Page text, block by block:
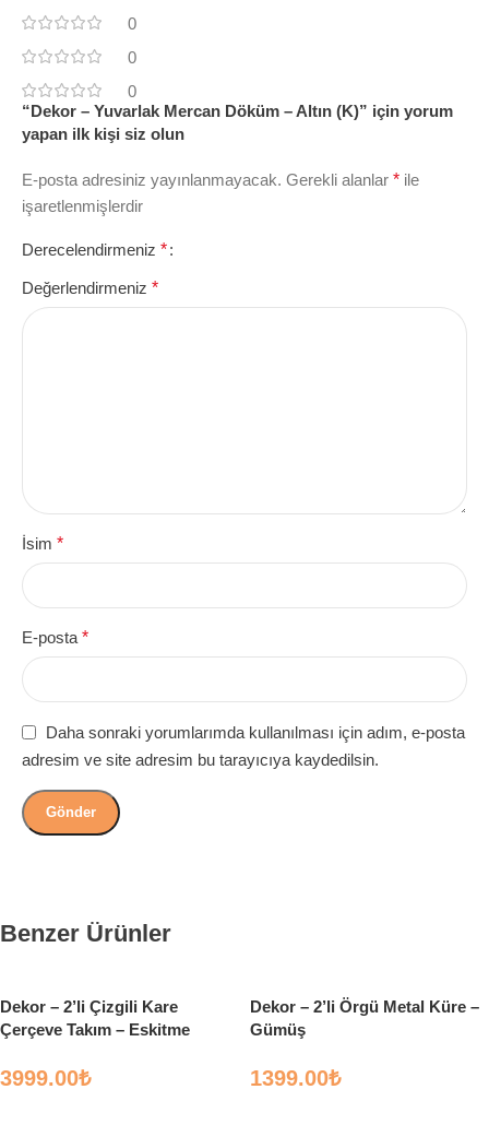
0
0
0
“Dekor – Yuvarlak Mercan Döküm – Altın (K)” için yorum
yapan ilk kişi siz olun
E-posta adresiniz yayınlanmayacak. Gerekli alanlar * ile
işaretlenmişlerdir
Derecelendirmeniz *
Değerlendirmeniz *
İsim *
E-posta *
Daha sonraki yorumlarımda kullanılması için adım, e-posta
adresim ve site adresim bu tarayıcıya kaydedilsin.
Benzer Ürünler
Dekor – 2’li Çizgili Kare
Çerçeve Takım – Eskitme
3999.00₺
Dekor – 2’li Örgü Metal Küre –
Gümüş
1399.00₺